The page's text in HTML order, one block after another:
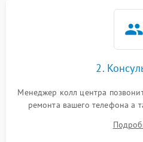
2.
Менеджер колл центра
ремонта вашего телефона а